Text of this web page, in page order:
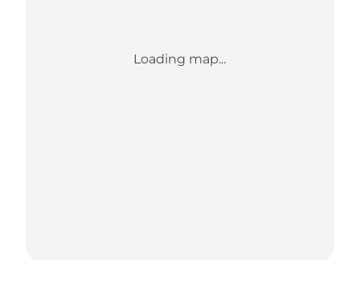
Loading map...